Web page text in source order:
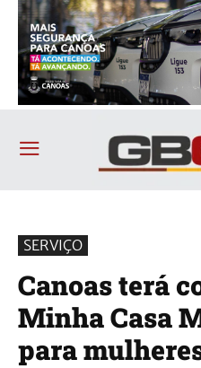
SERVIÇO
Canoas terá
Minha Casa
para